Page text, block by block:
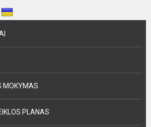
MOKYMAS
PLANAS